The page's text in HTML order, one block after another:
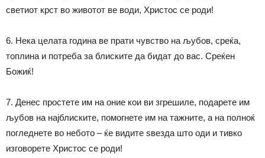
светиот крст во животот ве води, Христос се роди!
6. Нека целата година ве прати чувство на љубов, среќа,
топлина и потреба за блиските да бидат до вас. Среќен
Божиќ!
7. Денес простете им на оние кои ви згрешиле, подарете им
љубов на најблиските, помогнете им на тажните, а на полноќ
погледнете во небото – ќе видите ѕвезда што оди и тивко
изговорете Христос се роди!